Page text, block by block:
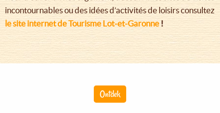
incontournables ou des idées d’activités de loisirs consultez
le site internet de Tourisme Lot-et-Garonne !
Ontdek